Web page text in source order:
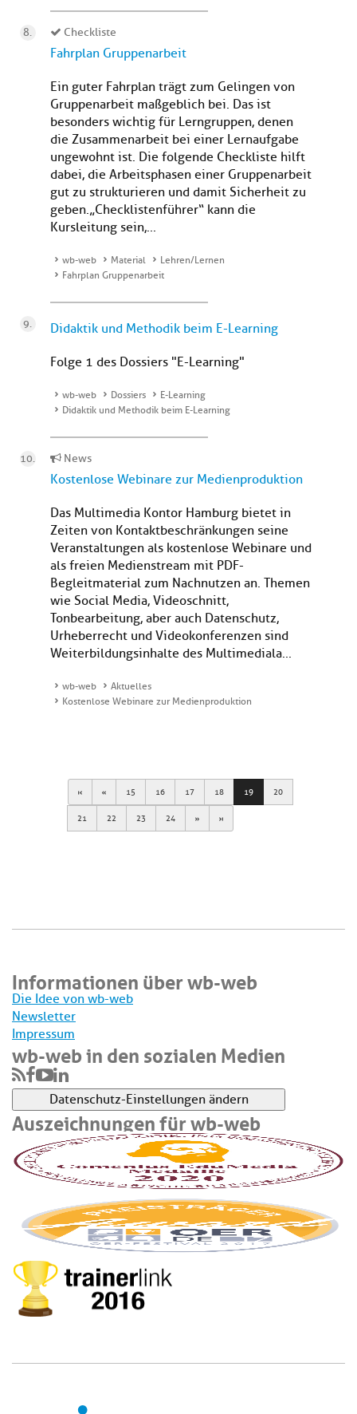
Checkliste
Fahrplan Gruppenarbeit
Ein guter Fahrplan trägt zum Gelingen von
Gruppenarbeit maßgeblich bei. Das ist
besonders wichtig für Lerngruppen, denen
die Zusammenarbeit bei einer Lernaufgabe
ungewohnt ist. Die folgende Checkliste hilft
dabei, die Arbeitsphasen einer Gruppenarbeit
gut zu strukturieren und damit Sicherheit zu
geben.„Checklistenführer“ kann die
Kursleitung sein,...
wb-web Material
Lehren/Lernen
Fahrplan Gruppenarbeit
Didaktik und Methodik beim E-Learning
Folge 1 des Dossiers "E-Learning"
wb-web Dossiers
E-Learning
Didaktik und Methodik beim E-Learning
News
Kostenlose Webinare zur Medienproduktion
Das Multimedia Kontor Hamburg bietet in
Zeiten von Kontaktbeschränkungen seine
Veranstaltungen als kostenlose Webinare und
als freien Medienstream mit PDF-
Begleitmaterial zum Nachnutzen an. Themen
wie Social Media, Videoschnitt,
Tonbearbeitung, aber auch Datenschutz,
Urheberrecht und Videokonferenzen sind
Weiterbildungsinhalte des Multimediala...
wb-web
Aktuelles
Kostenlose Webinare zur Medienproduktion
First Previous
15 16 17 18 19 20
21 22 23 24 Next Last
Informationen über wb-web
Die Idee von wb-web
Newsletter
Impressum
wb-web in den sozialen Medien
Datenschutz-Einstellungen ändern
Auszeichnungen für wb-web